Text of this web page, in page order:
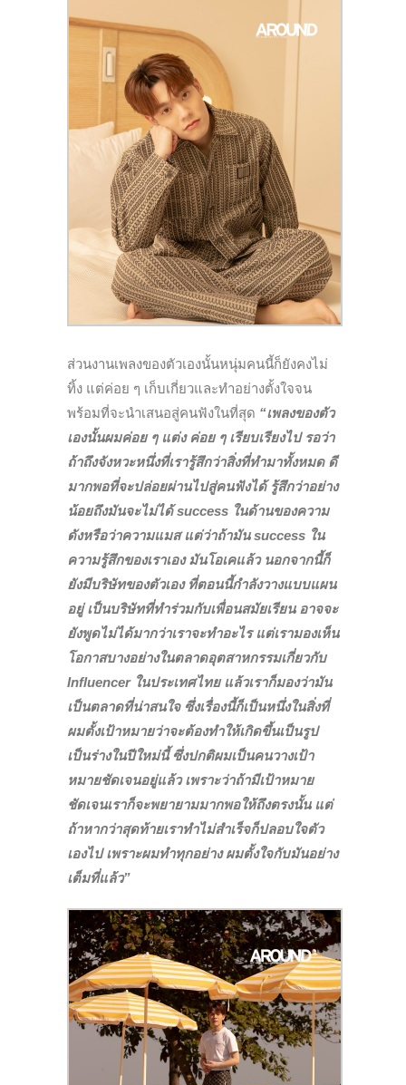
ส่วนงานเพลงของตัวเองนั้นหนุ่มคนนี้ก็ยังคงไม่
ทิ้ง แต่ค่อย ๆ เก็บเกี่ยวและทำอย่างตั้งใจจน
พร้อมที่จะนำเสนอสู่คนฟังในที่สุด “เพลงของตัว
เองนั้นผมค่อย ๆ แต่ง ค่อย ๆ เรียบเรียงไป รอว่า
ถ้าถึงจังหวะหนึ่งที่เรารู้สึกว่าสิ่งที่ทำมาทั้งหมด ดี
มากพอที่จะปล่อยผ่านไปสู่คนฟังได้ รู้สึกว่าอย่าง
น้อยถึงมันจะไม่ได้ success ในด้านของความ
ดังหรือว่าความแมส แต่ว่าถ้ามัน success ใน
ความรู้สึกของเราเอง มันโอเคแล้ว นอกจากนี้ก็
ยังมีบริษัทของตัวเอง ที่ตอนนี้กำลังวางแบบแผน
อยู่ เป็นบริษัทที่ทำร่วมกับเพื่อนสมัยเรียน อาจจะ
ยังพูดไม่ได้มากว่าเราจะทำอะไร แต่เรามองเห็น
โอกาสบางอย่างในตลาดอุตสาหกรรมเกี่ยวกับ
Influencer ในประเทศไทย แล้วเราก็มองว่ามัน
เป็นตลาดที่น่าสนใจ ซึ่งเรื่องนี้ก็เป็นหนึ่งในสิ่งที่
ผมตั้งเป้าหมายว่าจะต้องทำให้เกิดขึ้นเป็นรูป
เป็นร่างในปีใหม่นี้ ซึ่งปกติผมเป็นคนวางเป้า
หมายชัดเจนอยู่แล้ว เพราะว่าถ้ามีเป้าหมาย
ชัดเจนเราก็จะพยายามมากพอให้ถึงตรงนั้น แต่
ถ้าหากว่าสุดท้ายเราทำไม่สำเร็จก็ปลอบใจตัว
เองไป เพราะผมทำทุกอย่าง ผมตั้งใจกับมันอย่าง
เต็มที่แล้ว”